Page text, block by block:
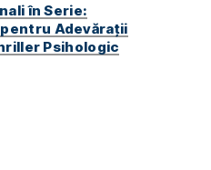
în Serie:
Adevărații
Psihologic